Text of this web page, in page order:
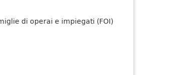
di operai e impiegati (FOI)